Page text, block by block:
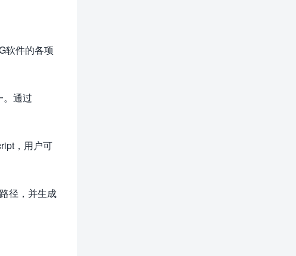
软件的各项
。通过
，用户可
径，并生成